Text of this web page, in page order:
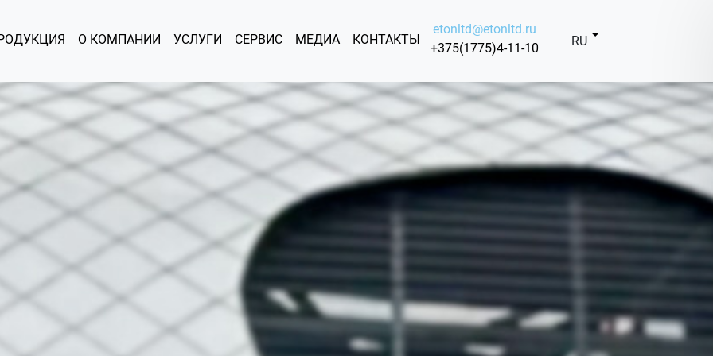
О КОМПАНИИ УСЛУГИ СЕРВИС МЕДИА КОНТАКТЫ
etonltd@etonltd.ru
+375(1775)4-11-10
RU